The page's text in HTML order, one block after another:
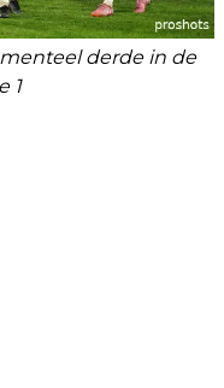
derde in de
1